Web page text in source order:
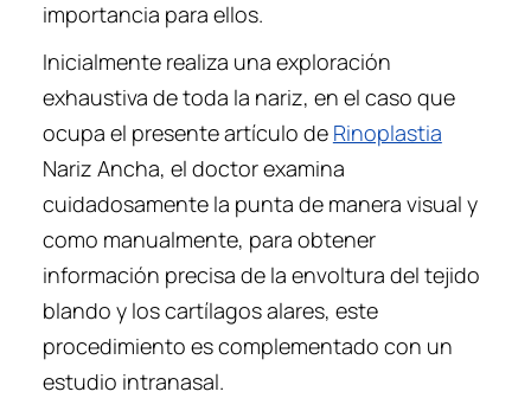
importancia para ellos.
Inicialmente realiza una exploración
exhaustiva de toda la nariz, en el caso que
ocupa el presente artículo de Rinoplastia
Nariz Ancha, el doctor examina
cuidadosamente la punta de manera visual y
como manualmente, para obtener
información precisa de la envoltura del tejido
blando y los cartílagos alares, este
procedimiento es complementado con un
estudio intranasal.